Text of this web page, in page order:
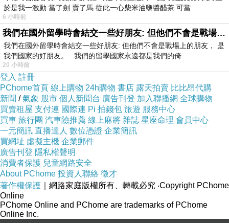
秀威書店《致夏書簡》
https://store.showwe.tw/books.aspx?b=136541
以及其他管道
煩請支持，感恩
佚凡
上一篇：給彰化女孩
於是我一激動 當了劍 賣了馬 從此一心柴米油鹽醬醋茶 可當
6 小時前
我們在國外留學時會結交一些好朋友: 但他們不會是戰場上的朋友
我們在國外留學時會結交一些好朋友: 但他們不會是戰場上的朋友， 是
我們國家的好朋友。 我們的留學國家永遠都是我們的倚
20 小時前
登入 註冊
PChome首頁 線上購物 24h購物 書店 露天拍賣 比比昂代購
新聞 /氣象 股市 個人新聞台 廣告刊登 加入聯播網 全球購物
買賣租屋 支付連 國際連 Pi 拍錢包 旅遊 服務中心
買車 旅行團 汽車險推薦 線上麻將 雜誌 星座命理 會員中心
一元簡訊 直播達人 數位憑證 企業簡訊
買網址 虛擬主機 企業郵件
廣告刊登 隱私權聲明
消費者保護 兒童網路安全
About PChome 投資人聯絡 徵才
著作權保護 ｜網路家庭版權所有、轉載必究 ‧Copyright PChome
Online
PChome Online and PChome are trademarks of PChome
Online Inc.